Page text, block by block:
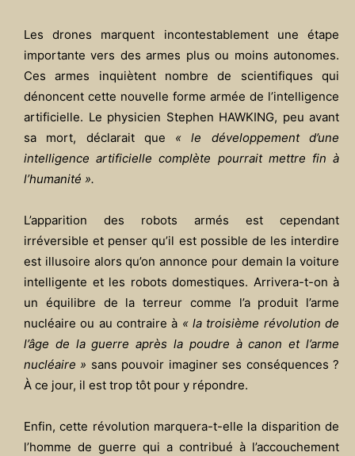
Les drones marquent incontestablement une étape
importante vers des armes plus ou moins autonomes.
Ces armes inquiètent nombre de scientifiques qui
dénoncent cette nouvelle forme armée de l’intelligence
artificielle. Le physicien Stephen HAWKING, peu avant
sa mort, déclarait que « le développement d’une
intelligence artificielle complète pourrait mettre fin à
l’humanité ».
L’apparition des robots armés est cependant
irréversible et penser qu’il est possible de les interdire
est illusoire alors qu’on annonce pour demain la voiture
intelligente et les robots domestiques. Arrivera-t-on à
un équilibre de la terreur comme l’a produit l’arme
nucléaire ou au contraire à « la troisième révolution de
l’âge de la guerre après la poudre à canon et l’arme
nucléaire » sans pouvoir imaginer ses conséquences ?
À ce jour, il est trop tôt pour y répondre.
Enfin, cette révolution marquera-t-elle la disparition de
l’homme de guerre qui a contribué à l’accouchement